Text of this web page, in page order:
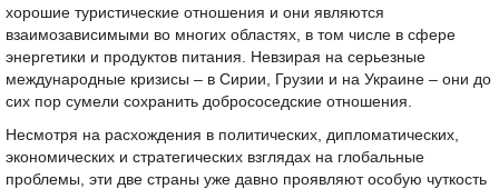
хорошие туристические отношения и они являются
взаимозависимыми во многих областях, в том числе в сфере
энергетики и продуктов питания. Невзирая на серьезные
международные кризисы – в Сирии, Грузии и на Украине – они до
сих пор сумели сохранить добрососедские отношения.
Несмотря на расхождения в политических, дипломатических,
экономических и стратегических взглядах на глобальные
проблемы, эти две страны уже давно проявляют особую чуткость